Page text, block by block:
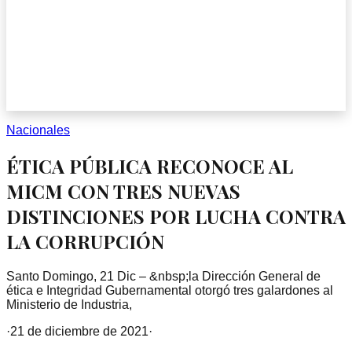
Nacionales
ÉTICA PÚBLICA RECONOCE AL
MICM CON TRES NUEVAS
DISTINCIONES POR LUCHA CONTRA
LA CORRUPCIÓN
Santo Domingo, 21 Dic – &nbsp;la Dirección General de
ética e Integridad Gubernamental otorgó tres galardones al
Ministerio de Industria,
·21 de diciembre de 2021·